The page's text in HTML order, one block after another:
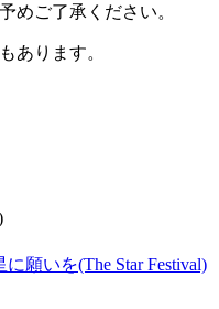
めご了承ください。
あります。
願いを(The Star Festival)